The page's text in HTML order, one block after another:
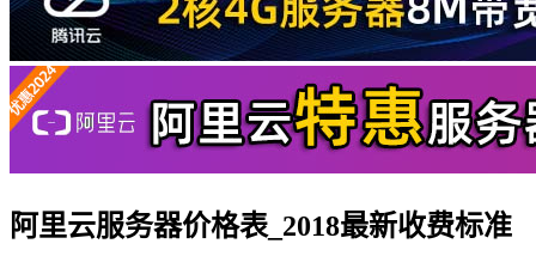
阿里云服务器价格表_2018最新收费标准